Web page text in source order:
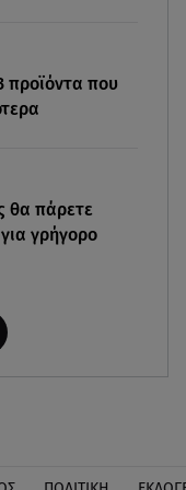
προϊόντα που
θα πάρετε
γρήγορο